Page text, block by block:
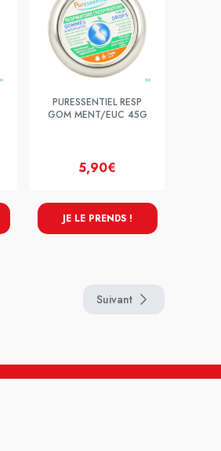
PURESSENTIEL RESP
GOM MENT/EUC 45G
5,90€
JE LE PRENDS !
Suivant